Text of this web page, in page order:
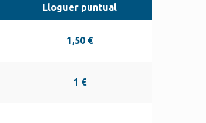
Lloguer puntual
1,50 €
1 €